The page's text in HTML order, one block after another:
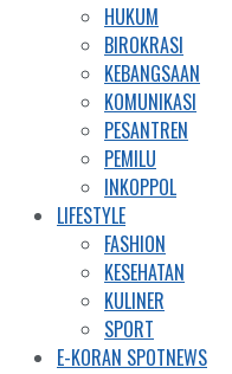
HUKUM
BIROKRASI
KEBANGSAAN
KOMUNIKASI
PESANTREN
PEMILU
INKOPPOL
LIFESTYLE
FASHION
KESEHATAN
KULINER
SPORT
E-KORAN SPOTNEWS